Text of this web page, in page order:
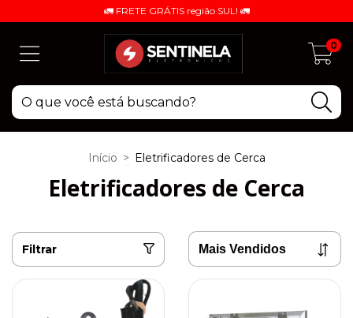
🚛 FRETE GRÁTIS região SUL! 🚛
0
Início > Eletrificadores de Cerca
Eletrificadores de Cerca
Filtrar